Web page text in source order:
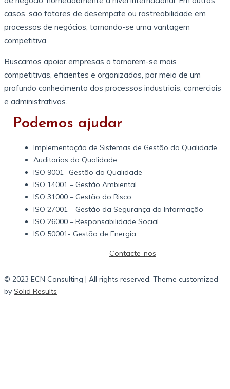
casos, são fatores de desempate ou rastreabilidade em
processos de negócios, tornando-se uma vantagem
competitiva.
Buscamos apoiar empresas a tornarem-se mais
competitivas, eficientes e organizadas, por meio de um
profundo conhecimento dos processos industriais, comerciais
e administrativos.
Podemos ajudar
Implementação de Sistemas de Gestão da Qualidade
Auditorias da Qualidade
ISO 9001- Gestão da Qualidade
ISO 14001 – Gestão Ambiental
ISO 31000 – Gestão do Risco
ISO 27001 – Gestão da Segurança da Informação
ISO 26000 – Responsabilidade Social
ISO 50001- Gestão de Energia
Contacte-nos
© 2023 ECN Consulting | All rights reserved. Theme customized
by Solid Results